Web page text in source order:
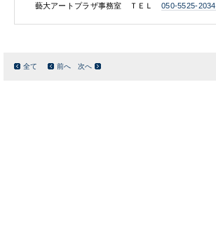
藝大アートプラザ事務室 ＴＥＬ050-5525-2034
全て 前へ 次へ